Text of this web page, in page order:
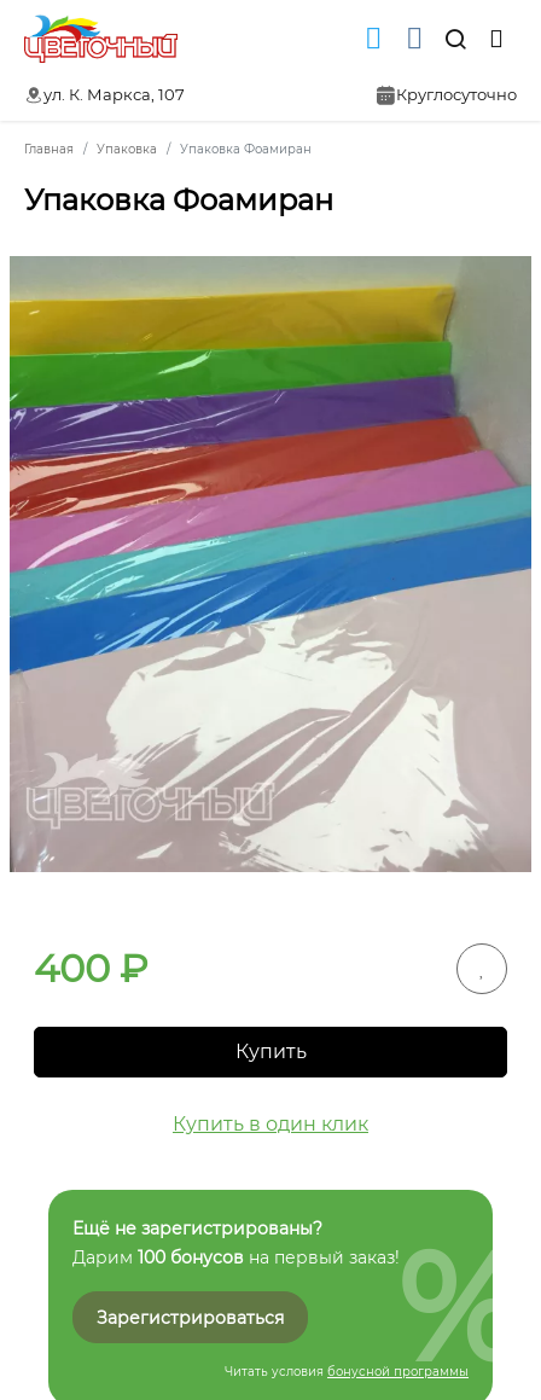
ул. К. Маркса, 107 Круглосуточно
Главная Упаковка Упаковка Фоамиран
Упаковка Фоамиран
400 ₽
Купить
Купить в один клик
Ещё не зарегистрированы?
Дарим 100 бонусов на первый заказ!
Зарегистрироваться
Читать условия бонусной программы
%